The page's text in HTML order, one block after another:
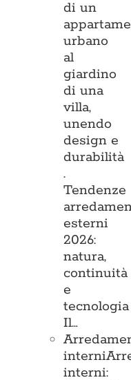
di un
urbano
al
giardino
di una
villa,
unendo
design e
durabilità
.
Tendenze
esterni
2026:
natura,
continuità
e
tecnologia
Il…
interni
interni: